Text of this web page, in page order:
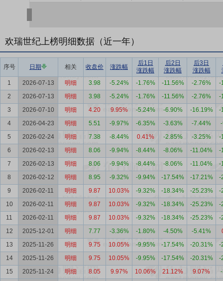
欢瑞世纪上榜明细数据（近一年）
序号 日期 相关 收盘价 涨跌幅
后1日
涨跌幅
后2日
涨跌幅
后3日
涨跌幅
1
2026-07-13 明细 3.98 -5.24% -1.76% -11.56% -2.76%
-
2
2026-07-13 明细 3.98 -5.24% -1.76% -11.56% -2.76%
-
3
2026-07-10 明细 4.20 9.95% -5.24% -6.90% -16.19%
-
4
2026-04-23 明细 5.51 -9.97% -6.35% -3.63% -7.44%
5
2026-02-24 明细 7.38 -8.44% 0.41% -2.85% -3.25%
-
6
2026-02-13 明细 8.06 -9.94% -8.44% -8.06% -11.04%
-
7
2026-02-13 明细 8.06 -9.94% -8.44% -8.06% -11.04%
-
8
2026-02-12 明细 8.95 -9.32% -9.94% -17.54% -17.21%
-
9
2026-02-11 明细 9.87 10.03% -9.32% -18.34% -25.23%
-
10
2026-02-11 明细 9.87 10.03% -9.32% -18.34% -25.23%
-
11
2026-02-11 明细 9.87 10.03% -9.32% -18.34% -25.23%
-
12
2025-12-01 明细 7.77 -3.36% -1.80% -4.50% -5.41%
13
2025-11-26 明细 9.75 10.05% -9.95% -17.54% -20.31%
-
14
2025-11-26 明细 9.75 10.05% -9.95% -17.54% -20.31%
-
15
2025-11-24 明细 8.05 9.97% 10.06% 21.12% 9.07%